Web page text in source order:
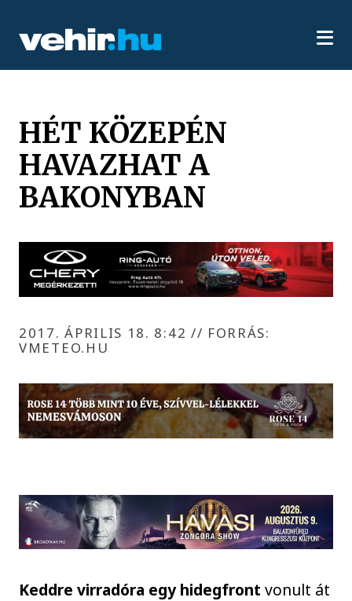
HÉT KÖZEPÉN
HAVAZHAT A
BAKONYBAN
2017. ÁPRILIS 18. 8:42 // FORRÁS:
VMETEO.HU
Keddre virradóra egy hidegfront vonult át